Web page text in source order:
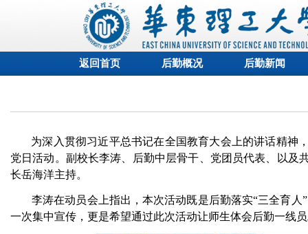
返回首页 后勤概况 后勤新闻
为深入贯彻习近平总书记在全国教育大会上的讲话精神
党日活动。副校长李涛、后勤中层骨干、党团员代表、以及
长岳海洋主持。
李涛在动员会上指出，本次活动既是后勤落实“三全育
一次集中宣传，更是希望通过此次活动让师生体会后勤一线